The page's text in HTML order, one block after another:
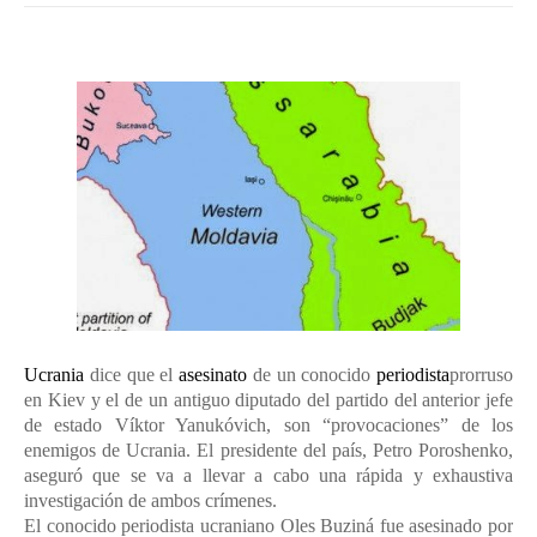
Ucrania dice que el asesinato de un conocido periodistaprorruso
en Kiev y el de un antiguo diputado del partido del anterior jefe
de estado Víktor Yanukóvich, son “provocaciones” de los
enemigos de Ucrania. El presidente del país, Petro Poroshenko,
aseguró que se va a llevar a cabo una rápida y exhaustiva
investigación de ambos crímenes.
El conocido periodista ucraniano Oles Buziná fue asesinado por